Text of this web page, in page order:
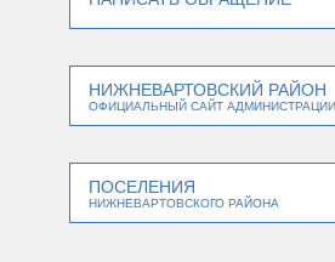
НИЖНЕВАРТОВСКИЙ РАЙОН
ОФИЦИАЛЬНЫЙ САЙТ АДМИНИСТРАЦИИ
ПОСЕЛЕНИЯ
НИЖНЕВАРТОВСКОГО РАЙОНА